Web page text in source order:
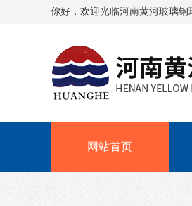
你好，欢迎光临河南黄河玻璃钢
网站首页